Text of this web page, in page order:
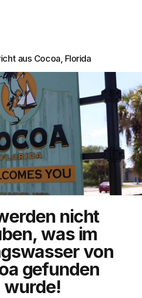
aus Cocoa, Florida
nicht
was im
von
gefunden
wurde!